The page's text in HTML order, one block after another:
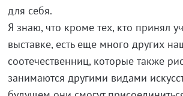
для себя.
Я знаю, что кроме тех, кто принял
выставке, есть еще много других
соотечественниц, которые также
занимаются другими видами